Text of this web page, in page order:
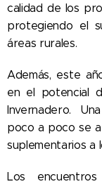
calidad de los
protegiendo el
áreas rurales.
Además, este
en el potencial
Invernadero.
poco a poco se
suplementarios a
Los